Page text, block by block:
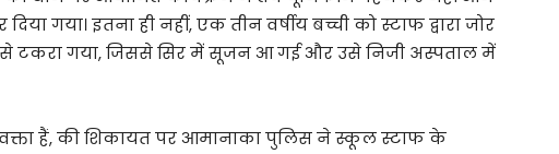
गया। इतना ही नहीं, एक तीन वर्षीय बच्ची को स्टाफ द्वारा जोर
टकरा गया, जिससे सिर में सूजन आ गई और उसे निजी अस्पताल में
हैं, की शिकायत पर आमानाका पुलिस ने स्कूल स्टाफ के